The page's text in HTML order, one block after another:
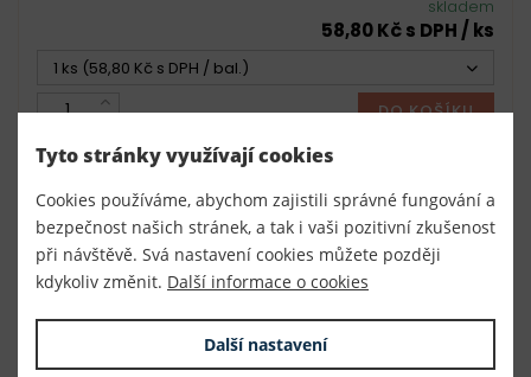
skladem
58,80 Kč s DPH / ks
1 ks (58,80 Kč s DPH / bal.)
DO KOŠÍKU
Tyto stránky využívají cookies
Cookies používáme, abychom zajistili správné fungování a
bezpečnost našich stránek, a tak i vaši pozitivní zkušenost
při návštěvě. Svá nastavení cookies můžete později
kdykoliv změnit. Další informace o cookies
Další nastavení